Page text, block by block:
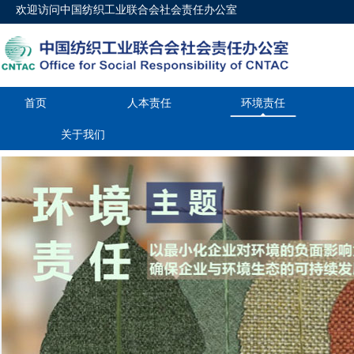
欢迎访问中国纺织工业联合会社会责任办公室
首页 人本责任 环境责任
关于我们